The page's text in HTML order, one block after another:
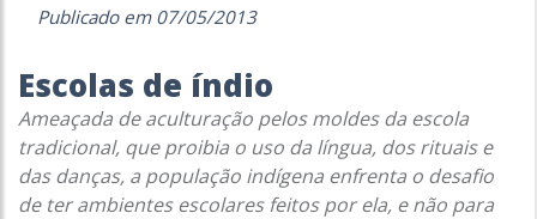
Publicado em 07/05/2013
Escolas de índio
Ameaçada de aculturação pelos moldes da escola
tradicional, que proibia o uso da língua, dos rituais e
das danças, a população indígena enfrenta o desafio
de ter ambientes escolares feitos por ela, e não para